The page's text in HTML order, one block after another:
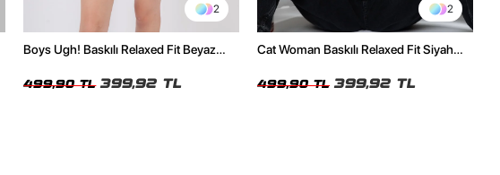
2
Boys Ugh! Baskılı Relaxed Fit Beyaz
499,90 TL 399,92 TL
2
Cat Woman Baskılı Relaxed Fit Siyah
499,90 TL 399,92 TL